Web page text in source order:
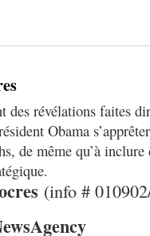
des révélations faites
Obama
de même qu’à
(info #
ewsAgency